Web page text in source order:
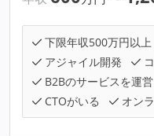
下限年収500万円以上
アジャイル開発
B2Bのサービスを運営
CTOがいる
オン